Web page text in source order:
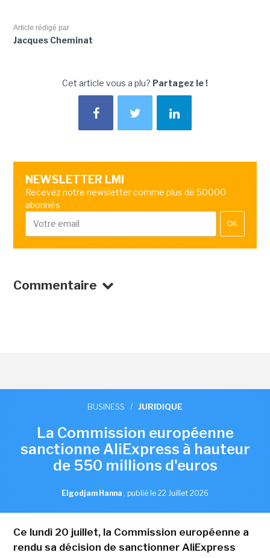
Article rédigé par
Jacques Cheminat
Cet article vous a plu? Partagez le !
NEWSLETTER LMI
Recevez notre newsletter comme plus de 50000
abonnés
OK
Commentaire
BUSINESS / JURIDIQUE
La Commission européenne
sanctionne AliExpress à hauteur
de 550 millions d'euros
Elgodjam Hanna , publié le 22 Juillet 2026
Ce lundi 20 juillet, la Commission européenne a
rendu sa décision de sanctionner AliExpress